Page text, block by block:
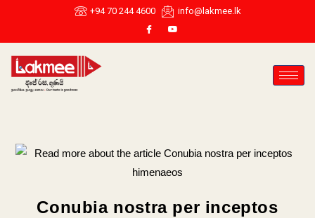
+94 70 244 4600 info@lakmee.lk
Conubia nostra per inceptos